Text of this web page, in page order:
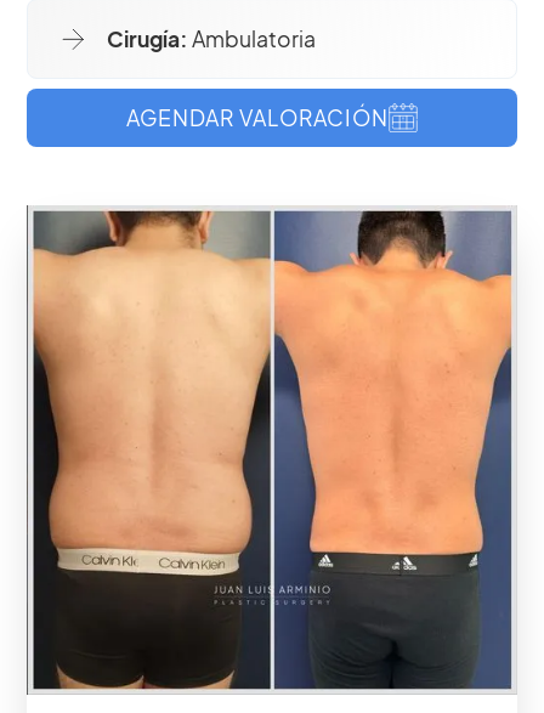
Cirugía: Ambulatoria
AGENDAR VALORACIÓN